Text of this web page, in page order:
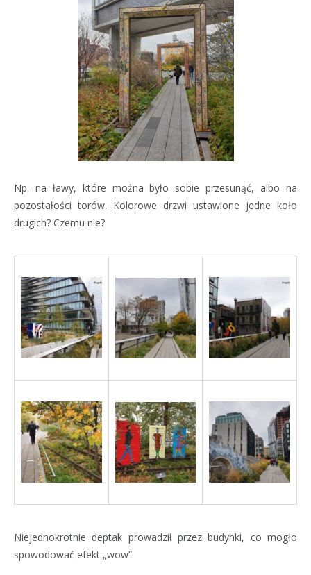
Np. na ławy, które można było sobie przesunąć, albo na
pozostałości torów. Kolorowe drzwi ustawione jedne koło
drugich? Czemu nie?
Niejednokrotnie deptak prowadził przez budynki, co mogło
spowodować efekt „wow”.